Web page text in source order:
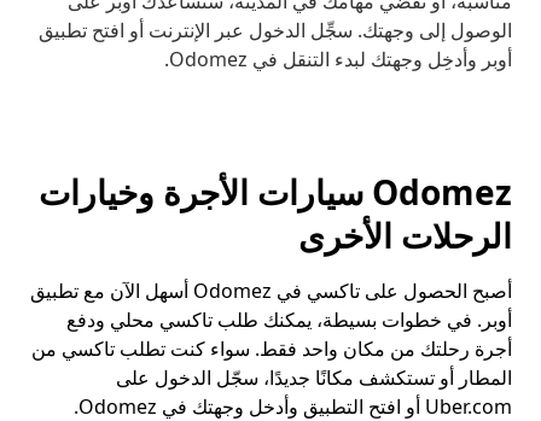
الوصول إلى وجهتك. سجِّل الدخول عبر الإنترنت أو افتح تطبيق
أوبر وأدخِل وجهتك لبدء التنقل في Odomez.
Odomez سيارات الأجرة وخيارات
الرحلات الأخرى
أصبح الحصول على تاكسي في Odomez أسهل الآن مع تطبيق
أوبر. في خطوات بسيطة، يمكنك طلب تاكسي محلي ودفع
أجرة رحلتك من مكان واحد فقط. سواء كنت تطلب تاكسي من
المطار أو تستكشف مكانًا جديدًا، سجّل الدخول على
Uber.com أو افتح التطبيق وأدخل وجهتك في Odomez.